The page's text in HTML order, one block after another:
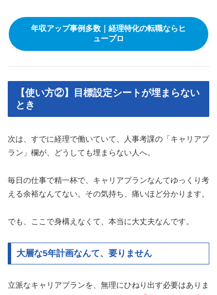
年収アップ事例多数｜経理特化の転職ならヒ
ュープロ
【使い方②】目標設定シートが埋まらない
とき
次は、すでに経理で働いていて、人事考課の「キャリアプ
ラン」欄が、どうしても埋まらない人へ。
毎日の仕事で精一杯で、キャリアプランなんてゆっくり考
える余裕なんてない。その気持ち、痛いほど分かります。
でも、ここで身構えなくて、本当に大丈夫なんです。
大層な5年計画なんて、要りません
立派なキャリアプランを、無理にひねり出す必要はありま